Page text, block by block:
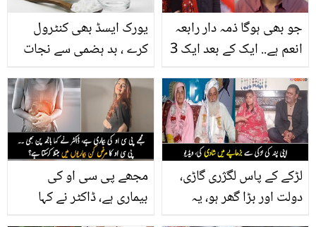
یورک ایسڈ بھی کنٹرول
کرے ، بد ہضمی سے نجات
پانی کون کون سے مسائل
حل کرتا ہے؟
جو بھی ہوگا ذمہ دار رابعہ
انعم ہے.. ایک کے بعد ایک 3
ستی کا ویڈیو پیغام
مجھے پی سی او کی
بیماری ہے، ڈاکٹر نے کہا
لڑکے کے پاس لگژری گاڑی،
دولت اور بڑا گھر ہو، یہ